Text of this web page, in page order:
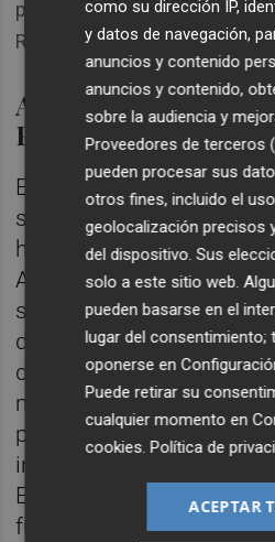
por el incremento de costes
RDL 20/22.
Ayuda directa por
Portugal
En estas circunstancias,
se siente agraviado
haciendo en Europa. El
Ascer,
Alberto
sus redes sociales que el
diciembre Portugal
decreto, por el que rebaja
megavatio hora de gas,
positivamente. No en
industria castellonense
Estado piden que las
función del consumo de
como su dirección IP,
y datos de navegación,
anuncios y contenido
anuncios y contenido,
sobre la audiencia y
Proveedores de terceros
pueden procesar sus
otros fines, incluido el
geolocalización precisos
del dispositivo. Sus
solo a este sitio web.
pueden basarse en el
lugar del consentimiento;
oponerse en
Puede retirar su
cualquier momento en
cookies .Política de
ACEPTAR